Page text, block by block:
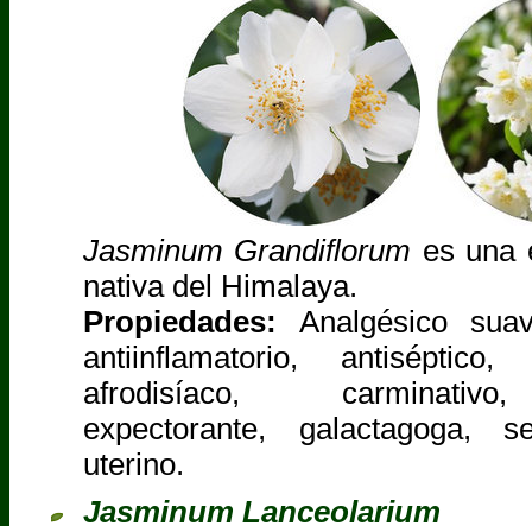
Jasminum Grandiflorum es una
nativa del Himalaya.
Propiedades: Analgésico
antiinflamatorio, antiséptico,
afrodisíaco,
expectorante, galactagoga,
uterino.
Jasminum Lanceolarium